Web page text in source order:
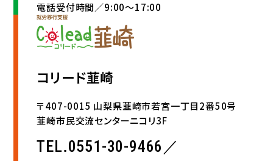
電話受付時間／9:00〜17:00
コリード韮崎
〒407-0015 山梨県韮崎市若宮一丁目2番50号
韮崎市民交流センターニコリ3F
TEL.0551-30-9466／